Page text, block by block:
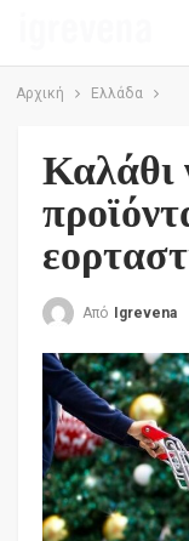
Αρχική Ελλάδα
Καλάθι
Από Igrevena